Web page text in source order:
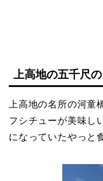
上高地の五千尺
上高地の名所の河童
フシチューが美味し
になっていたやっと